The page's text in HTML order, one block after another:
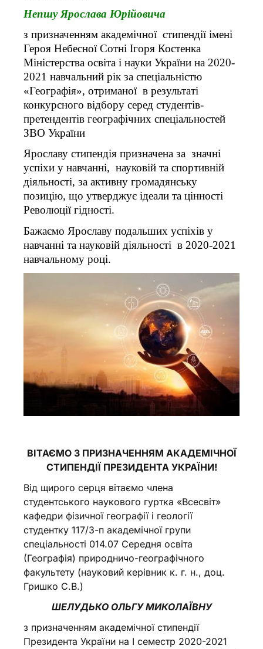
Непшу Ярослава Юрійовича
з призначенням академічної стипендії імені
Героя Небесної Сотні Ігоря Костенка
Міністерства освіта і науки України на 2020-
2021 навчальний рік за спеціальністю
«Географія», отриманої в результаті
конкурсного відбору серед студентів-
претендентів географічних спеціальностей
ЗВО України
Ярославу стипендія призначена за значні
успіхи у навчанні, науковій та спортивній
діяльності, за активну громадянську
позицію, що утверджує ідеали та цінності
Революції гідності.
Бажаємо Ярославу подальших успіхів у
навчанні та науковій діяльності в 2020-2021
навчальному році.
ВІТАЄМО З ПРИЗНАЧЕННЯМ АКАДЕМІЧНОЇ
СТИПЕНДІЇ ПРЕЗИДЕНТА УКРАЇНИ!
Від щирого серця вітаємо члена
студентського наукового гуртка «Всесвіт»
кафедри фізичної географії і геології
студентку 117/3-п академічної групи
спеціальності 014.07 Середня освіта
(Географія) природничо-географічного
факультету (науковий керівник к. г. н., доц.
Гришко С.В.)
ШЕЛУДЬКО ОЛЬГУ МИКОЛАЇВНУ
з призначенням академічної стипендії
Президента України на І семестр 2020-2021